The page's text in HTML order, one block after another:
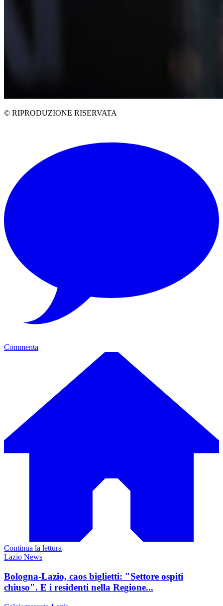
© RIPRODUZIONE RISERVATA
Commenta
Continua la lettura
Lazio News
Bologna-Lazio, caos biglietti: "Settore ospiti
chiuso". E i residenti nella Regione...